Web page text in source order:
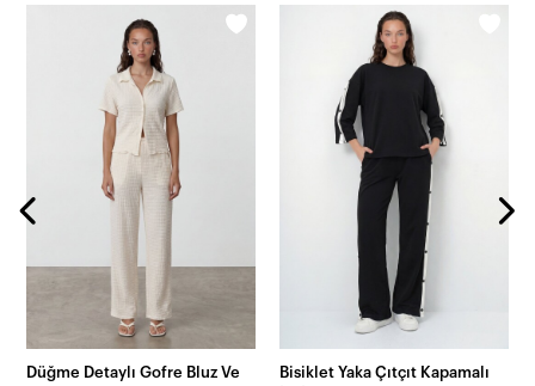
Düğme Detaylı Gofre Bluz Ve
Bisiklet Yaka Çıtçıt Kapamalı